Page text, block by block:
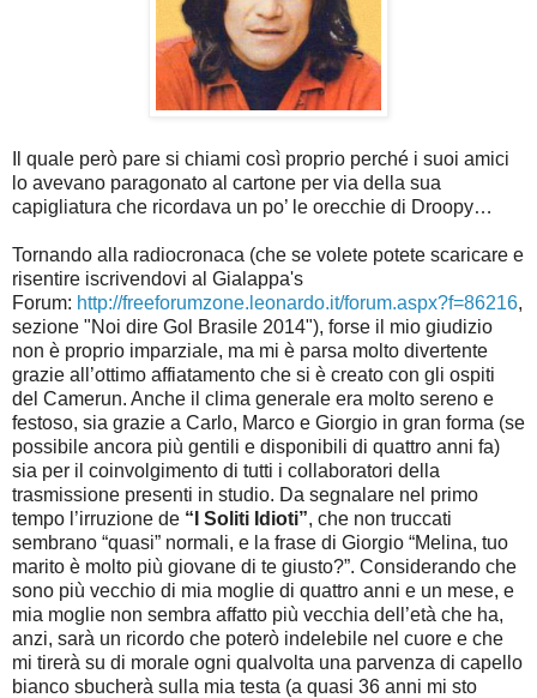
Il quale però pare si chiami così proprio perché i suoi amici
lo avevano paragonato al cartone per via della sua
capigliatura che ricordava un po’ le orecchie di Droopy…
Tornando alla radiocronaca (che se volete potete scaricare e
risentire iscrivendovi al Gialappa's
Forum: http://freeforumzone.leonardo.it/forum.aspx?f=86216,
sezione "Noi dire Gol Brasile 2014"), forse il mio giudizio
non è proprio imparziale, ma mi è parsa molto divertente
grazie all’ottimo affiatamento che si è creato con gli ospiti
del Camerun. Anche il clima generale era molto sereno e
festoso, sia grazie a Carlo, Marco e Giorgio in gran forma (se
possibile ancora più gentili e disponibili di quattro anni fa)
sia per il coinvolgimento di tutti i collaboratori della
trasmissione presenti in studio. Da segnalare nel primo
tempo l’irruzione de “I Soliti Idioti”, che non truccati
sembrano “quasi” normali, e la frase di Giorgio “Melina, tuo
marito è molto più giovane di te giusto?”. Considerando che
sono più vecchio di mia moglie di quattro anni e un mese, e
mia moglie non sembra affatto più vecchia dell’età che ha,
anzi, sarà un ricordo che poterò indelebile nel cuore e che
mi tirerà su di morale ogni qualvolta una parvenza di capello
bianco sbucherà sulla mia testa (a quasi 36 anni mi sto